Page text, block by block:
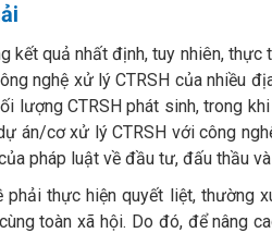
quả nhất định, tuy nhiên,
nghệ xử lý CTRSH của nhiều
lượng CTRSH phát sinh, trong
án/cơ xử lý CTRSH với công
pháp luật về đầu tư, đấu thầu
phải thực hiện quyết liệt, thường
toàn xã hội. Do đó, để nâng